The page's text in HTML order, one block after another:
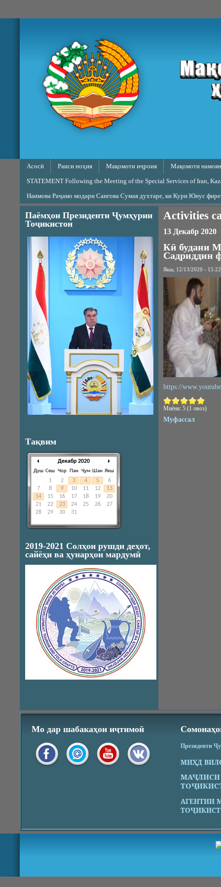
Main menu
Асосӣ Раиси ноҳия Мақомоти иҷроия
Мақомоти
STATEMENT Following the Meeting of the Special Services of Iran,
Наимова Раҷамо модари Сангова Сумая духтаре, ки Кури Юнус
Паёмҳои Президенти Ҷумҳурии
Тоҷикистон
Тақвим
Душ Сеш Чор Пан Ҷум Шан Якш
1 2 3 4 5
6
7
8 9 10 11 12
13
14
15 16 17 18 19
20
21
22 23 24 25 26
27
28
29 30 31
Декабр 2020
2019-2021 Солҳои рушди деҳот,
сайёҳи ва ҳунарҳои мардумӣ
Activities
13 Декабр 2020
Кӣ будани
Садриддин
Якш, 12/13/2020 - 15:22
https://
Миёна: 5 (1 овоз)
Муфассал
Мо дар шабакаҳои иҷтимоӣ
Президенти
МИҲД
АГЕНТИИ